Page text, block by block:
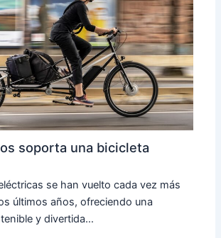
soporta una bicicleta
se han vuelto cada vez más
últimos años, ofreciendo una
y divertida…